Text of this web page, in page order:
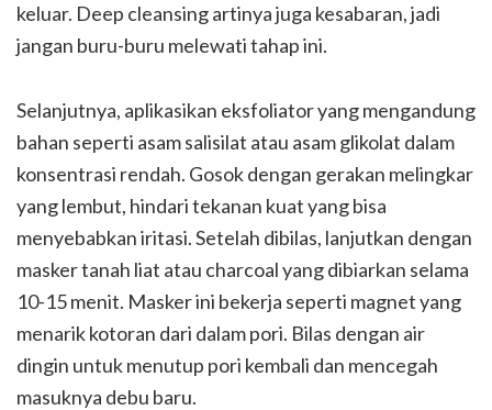
keluar. Deep cleansing artinya juga kesabaran, jadi
jangan buru-buru melewati tahap ini.
Selanjutnya, aplikasikan eksfoliator yang mengandung
bahan seperti asam salisilat atau asam glikolat dalam
konsentrasi rendah. Gosok dengan gerakan melingkar
yang lembut, hindari tekanan kuat yang bisa
menyebabkan iritasi. Setelah dibilas, lanjutkan dengan
masker tanah liat atau charcoal yang dibiarkan selama
10-15 menit. Masker ini bekerja seperti magnet yang
menarik kotoran dari dalam pori. Bilas dengan air
dingin untuk menutup pori kembali dan mencegah
masuknya debu baru.